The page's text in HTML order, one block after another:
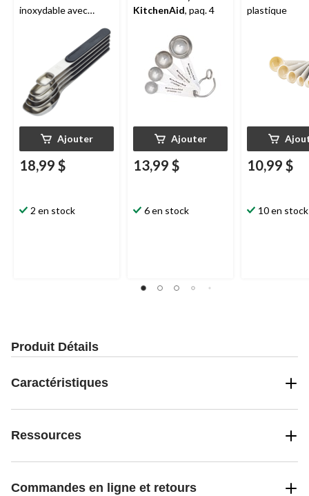
inoxydable avec
Ajouter
18,99 $
2 en stock
KitchenAid, paq. 4
Ajouter
13,99 $
6 en stock
plastique
10,99 $
10 en stock
Produit Détails
Caractéristiques
Ressources
Commandes en ligne et retours